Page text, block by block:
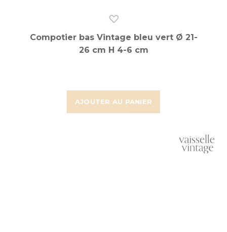
AJOUTER AU PANIER
Compotier bas Vintage bleu vert Ø 21-
26 cm H 4-6 cm